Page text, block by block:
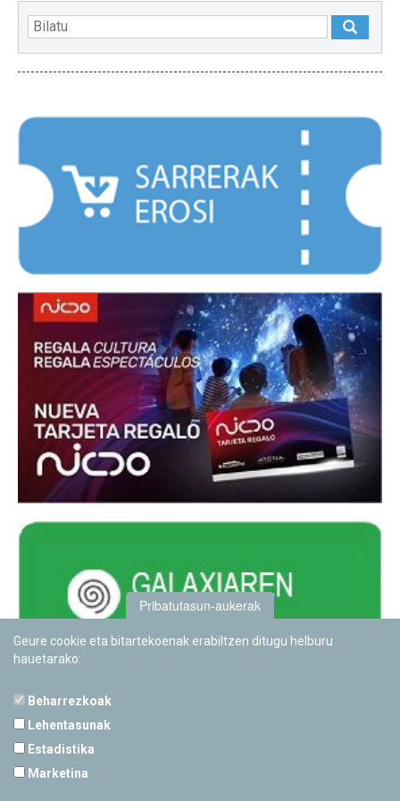
Pribatutasun-aukerak
Geure cookie eta bitartekoenak erabiltzen ditugu helburu
hauetarako:
Beharrezkoak
Lehentasunak
Estadistika
Marketina